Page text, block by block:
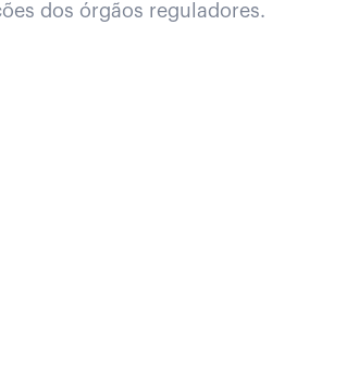
dos órgãos reguladores.